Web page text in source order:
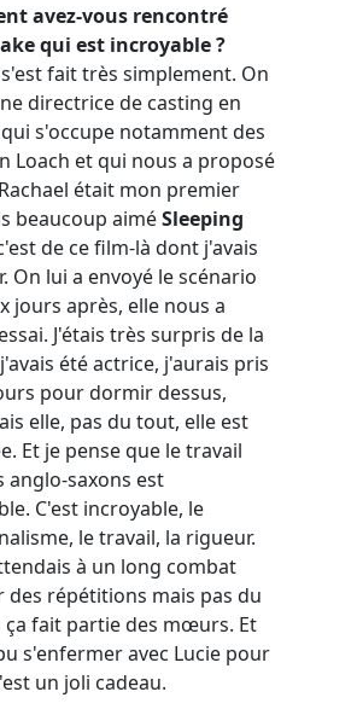
avez-vous rencontré
qui est incroyable ?
s'est fait très simplement. On
directrice de casting en
s'occupe notamment des
Loach et qui nous a proposé
était mon premier
beaucoup aiméSleeping
de ce film-là dont j'avais
On lui a envoyé le scénario
jours après, elle nous a
J'étais très surpris de la
été actrice, j'aurais pris
pour dormir dessus,
elle, pas du tout, elle est
Et je pense que le travail
anglo-saxons est
C'est incroyable, le
le travail, la rigueur.
à un long combat
des répétitions mais pas du
ça fait partie des mœurs. Et
s'enfermer avec Lucie pour
un joli cadeau.